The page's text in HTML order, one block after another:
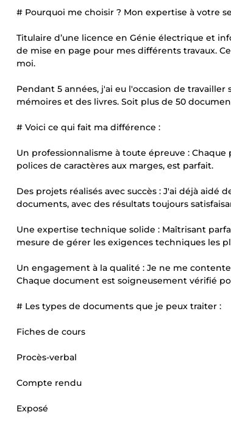
# Pourquoi me choisir ? Mon expertise à votre
Titulaire d’une licence en Génie électrique et
de mise en page pour mes différents travaux.
moi.
Pendant 5 années, j'ai eu l'occasion de
mémoires et des livres. Soit plus de 50
# Voici ce qui fait ma différence :
Un professionnalisme à toute épreuve :
polices de caractères aux marges, est parfait.
Des projets réalisés avec succès : J'ai déjà
documents, avec des résultats toujours
Une expertise technique solide : Maîtrisant
mesure de gérer les exigences techniques les
Un engagement à la qualité : Je ne me
Chaque document est soigneusement vérifié
# Les types de documents que je peux traiter :
Fiches de cours
Procès-verbal
Compte rendu
Exposé